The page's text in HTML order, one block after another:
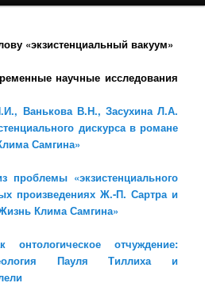
«экзистенциальный вакуум»
научные исследования
Ванькова В.Н., Засухина Л.А.
дискурса в романе
Самгина»
проблемы «экзистенциального
произведениях Ж.-П. Сартра и
Клима Самгина»
отчуждение:
Пауля Тиллиха и